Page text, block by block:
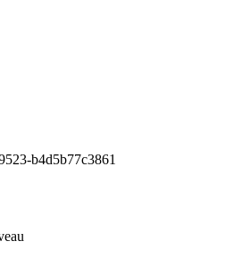
b4d5b77c3861